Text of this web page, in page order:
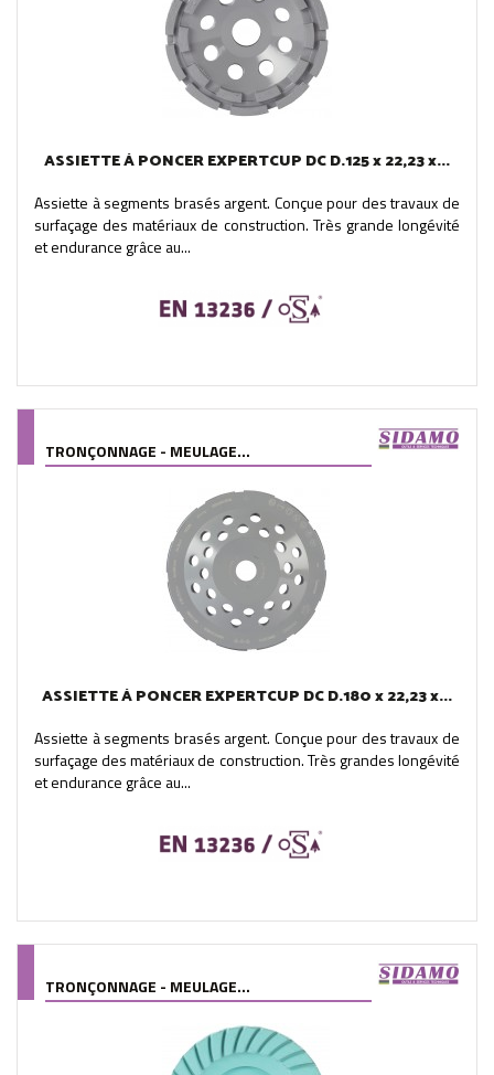
ASSIETTE À PONCER EXPERTCUP DC D.125 x 22,23 x...
Assiette à segments brasés argent. Conçue pour des travaux de
surfaçage des matériaux de construction. Très grande longévité
et endurance grâce au...
TRONÇONNAGE - MEULAGE...
ASSIETTE À PONCER EXPERTCUP DC D.180 x 22,23 x...
Assiette à segments brasés argent. Conçue pour des travaux de
surfaçage des matériaux de construction. Très grandes longévité
et endurance grâce au...
TRONÇONNAGE - MEULAGE...